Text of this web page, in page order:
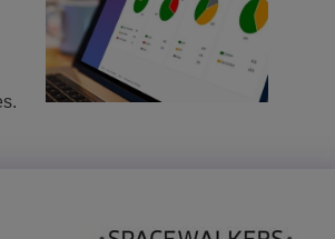
unificadas
al Cliente
base DECT